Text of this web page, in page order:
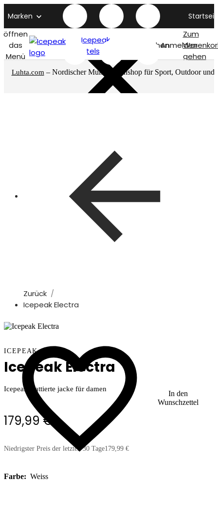
Marken
öffnen
das
Menü
Icepeak
titelseite
SuchenAnmelden
Zum
gehen
Luhta.com – Nordischer Multimarkenshop für Sport, Outdoor und
Zurück
Icepeak Electra
In den
Wunschzettel
ICEPEAK
Icepeak Electra
Icepeak wattierte jacke für damen
179,99 €
Niedrigster Preis der letzten 30 Tage179,99 €
Farbe: Weiss